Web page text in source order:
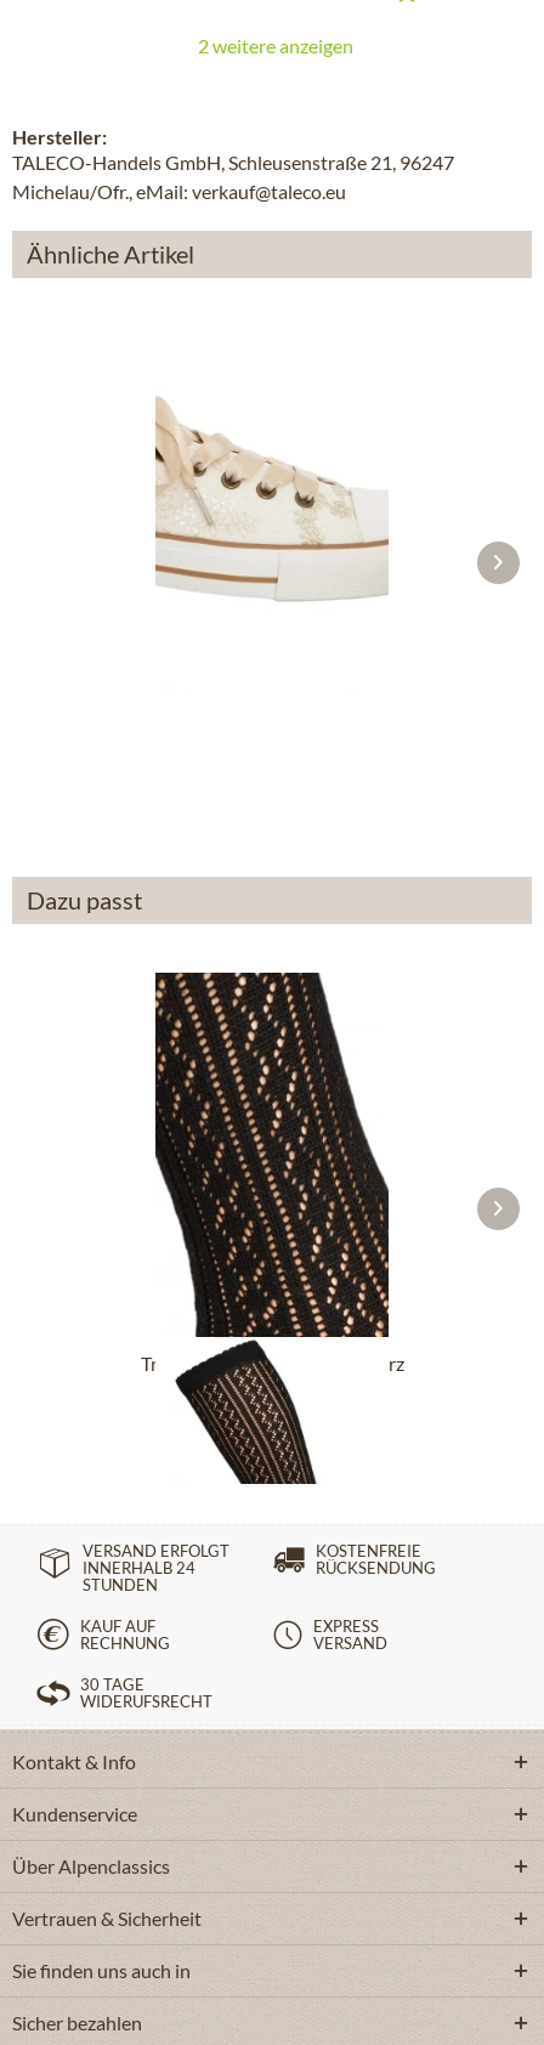
2 weitere anzeigen
Hersteller:
TALECO-Handels GmbH, Schleusenstraße 21, 96247
Michelau/Ofr., eMail: verkauf@taleco.eu
Ähnliche Artikel
Dazu passt
Trachtensocken CS516 schwarz
14,90 €
VERSAND ERFOLGT
INNERHALB 24
STUNDEN
KOSTENFREIE
RÜCKSENDUNG
KAUF AUF
RECHNUNG
EXPRESS
VERSAND
30 TAGE
WIDERUFSRECHT
Kontakt & Info
Kundenservice
Über Alpenclassics
Vertrauen & Sicherheit
Sie finden uns auch in
Sicher bezahlen